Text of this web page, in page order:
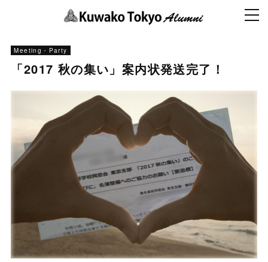
Meeting・Party
「2017 秋の集い」案内状発送完了！